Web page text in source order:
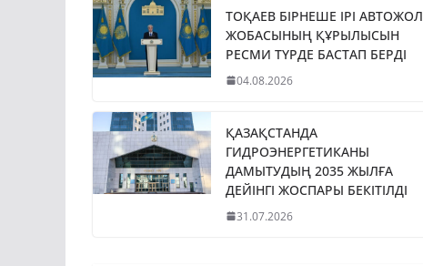
ТОҚАЕВ БІРНЕШЕ ІРІ АВТОЖОЛ
ЖОБАСЫНЫҢ ҚҰРЫЛЫСЫН
РЕСМИ ТҮРДЕ БАСТАП БЕРДІ
04.08.2026
ҚАЗАҚСТАНДА
ГИДРОЭНЕРГЕТИКАНЫ
ДАМЫТУДЫҢ 2035 ЖЫЛҒА
ДЕЙІНГІ ЖОСПАРЫ БЕКІТІЛДІ
31.07.2026